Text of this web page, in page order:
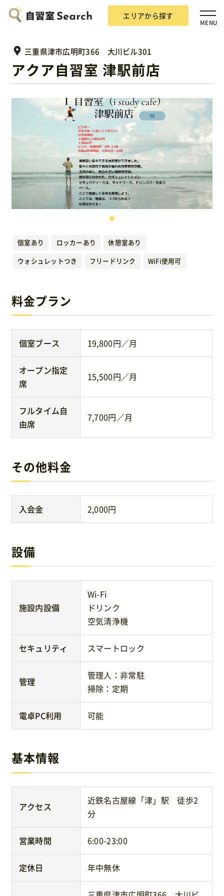
エリアから探す
MENU
エリアから探す
自習室Searchとは？
掲載希望の方
広告掲載について
運営元
お問い合わせ
三重県津市広明町366 大川ビル301
アクア自習室 津駅前店
個室あり ロッカーあり
休憩室あり
ウォシュレットつき
フリードリンク WiFi使用可
料金プラン
個室ブース 19,800円／月
オープン指定
席
15,500円／月
フルタイム自
由席
7,700円／月
その他料金
入会金 2,000円
設備
施設内設備
Wi-Fi
ドリンク
空気清浄機
セキュリティ スマートロック
管理
管理人：非常駐
掃除：定期
電卓PC利用 可能
基本情報
アクセス
近鉄名古屋線「津」駅 徒歩2
分
営業時間 6:00-23:00
定休日 年中無休